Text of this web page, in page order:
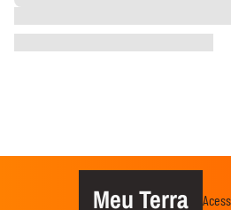
Meu Terra